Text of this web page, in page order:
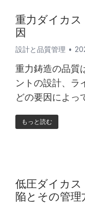
重力ダイカ
因
設計と品質管理
重力鋳造の品質
ントの設計、ラ
どの要因によ
もっと読む
低圧ダイカ
陥とその管理